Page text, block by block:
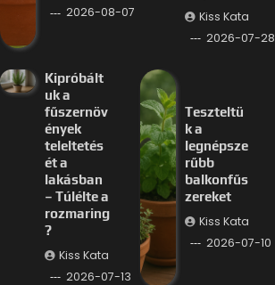
2026-08-07
Kiss Kata
2026-07-28
Kipróbált
uk a
fűszernöv
ények
teleltetés
ét a
lakásban
– Túlélte a
rozmaring
?
Kiss Kata
2026-07-13
Teszteltü
k a
legnépsze
rűbb
balkonfűs
zereket
Kiss Kata
2026-07-10